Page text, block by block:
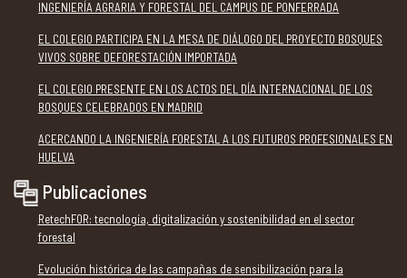
INGENIERÍA AGRARIA Y FORESTAL DEL CAMPUS DE PONFERRADA
EL COLEGIO PARTICIPA EN LA MESA DE DIÁLOGO DEL PROYECTO BOSQUES
VIVOS SOBRE DEFORESTACIÓN IMPORTADA
EL COLEGIO PRESENTE EN LOS ACTOS DEL DÍA INTERNACIONAL DE LOS
BOSQUES CELEBRADOS EN MADRID
ACERCANDO LA INGENIERÍA FORESTAL A LOS FUTUROS PROFESIONALES EN
HUELVA
Publicaciones
RetechFOR: tecnología, digitalización y sostenibilidad en el sector
forestal
Evolución histórica de las campañas de sensibilización para la